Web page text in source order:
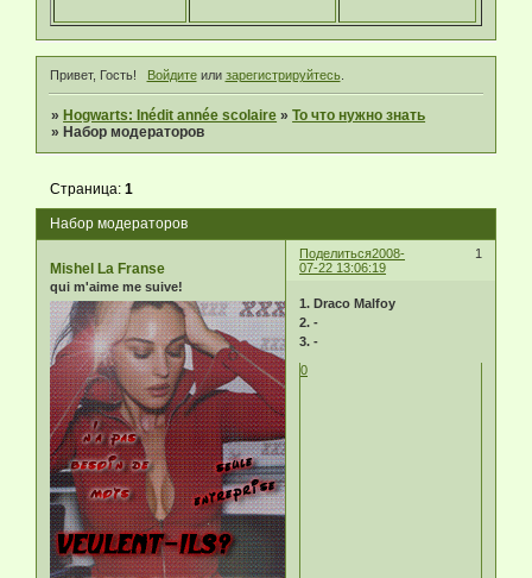
Привет, Гость! Войдитеили зарегистрируйтесь.
»Hogwarts: Inédit année scolaire »То что нужно знать
»Набор модераторов
Набор модераторов
Страница:1
Поделиться 1
2008-
07-22 13:06:19
Mishel La Franse
qui m'aime me suive!
1. Draco Malfoy
2. -
3. -
0